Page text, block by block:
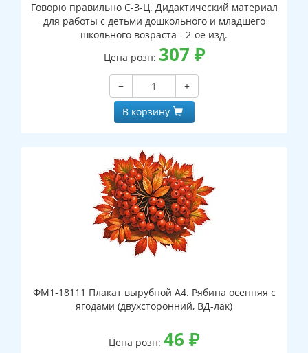
Говорю правильно С-З-Ц. Дидактический материал
для работы с детьми дошкольного и младшего
школьного возраста - 2-ое изд.
Цена розн: 307 ₽
−
+
В корзину
ФМ1-18111 Плакат вырубной А4. Рябина осенняя с
ягодами (двухсторонний, ВД-лак)
Цена розн: 46 ₽